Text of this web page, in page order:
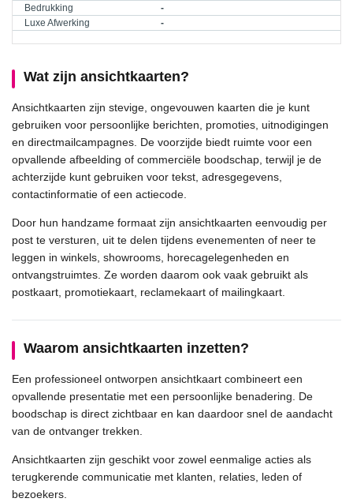
Bedrukking
-
Luxe Afwerking
-
Wat zijn ansichtkaarten?
Ansichtkaarten zijn stevige, ongevouwen kaarten die je kunt
gebruiken voor persoonlijke berichten, promoties, uitnodigingen
en directmailcampagnes. De voorzijde biedt ruimte voor een
opvallende afbeelding of commerciële boodschap, terwijl je de
achterzijde kunt gebruiken voor tekst, adresgegevens,
contactinformatie of een actiecode.
Door hun handzame formaat zijn ansichtkaarten eenvoudig per
post te versturen, uit te delen tijdens evenementen of neer te
leggen in winkels, showrooms, horecagelegenheden en
ontvangstruimtes. Ze worden daarom ook vaak gebruikt als
postkaart, promotiekaart, reclamekaart of mailingkaart.
Waarom ansichtkaarten inzetten?
Een professioneel ontworpen ansichtkaart combineert een
opvallende presentatie met een persoonlijke benadering. De
boodschap is direct zichtbaar en kan daardoor snel de aandacht
van de ontvanger trekken.
Ansichtkaarten zijn geschikt voor zowel eenmalige acties als
terugkerende communicatie met klanten, relaties, leden of
bezoekers.